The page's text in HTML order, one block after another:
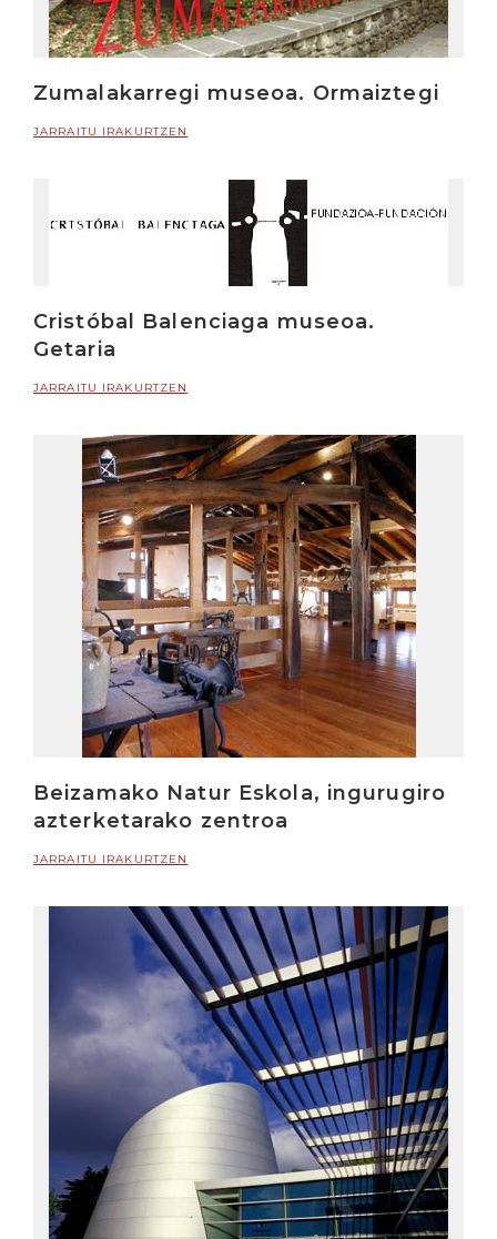
Zumalakarregi museoa. Ormaiztegi
JARRAITU IRAKURTZEN
Cristóbal Balenciaga museoa.
Getaria
JARRAITU IRAKURTZEN
Beizamako Natur Eskola, ingurugiro
azterketarako zentroa
JARRAITU IRAKURTZEN